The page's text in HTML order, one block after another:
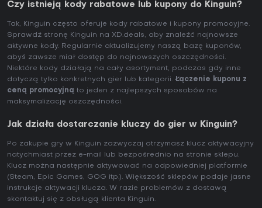
Czy istnieją kody rabatowe lub kupony do Kinguin?
Tak, Kinguin często oferuje kody rabatowe i kupony promocyjne.
Sprawdź stronę Kinguin na XD.deals, aby znaleźć najnowsze
aktywne kody. Regularnie aktualizujemy naszą bazę kuponów,
abyś zawsze miał dostęp do najnowszych oszczędności.
Niektóre kody działają na cały asortyment, podczas gdy inne
dotyczą tylko konkretnych gier lub kategorii. Łączenie kuponu z
ceną promocyjną to jeden z najlepszych sposobów na
maksymalizację oszczędności.
Jak działa dostarczanie kluczy do gier w Kinguin?
Po zakupie gry w Kinguin zazwyczaj otrzymasz klucz aktywacyjny
natychmiast przez e-mail lub bezpośrednio na stronie sklepu.
Klucz można następnie aktywować na odpowiedniej platformie
(Steam, Epic Games, GOG itp.). Większość sklepów podaje jasne
instrukcje aktywacji klucza. W razie problemów z dostawą
skontaktuj się z obsługą klienta Kinguin.